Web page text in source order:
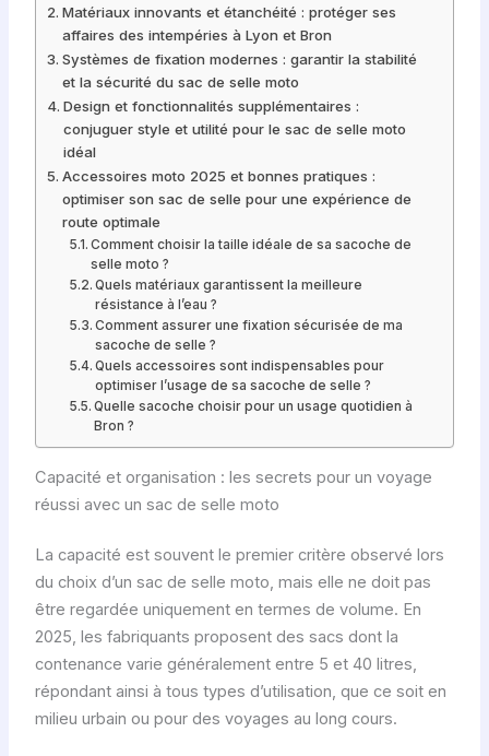
Matériaux innovants et étanchéité : protéger ses
affaires des intempéries à Lyon et Bron
Systèmes de fixation modernes : garantir la stabilité
et la sécurité du sac de selle moto
Design et fonctionnalités supplémentaires :
conjuguer style et utilité pour le sac de selle moto
idéal
Accessoires moto 2025 et bonnes pratiques :
optimiser son sac de selle pour une expérience de
route optimale
Comment choisir la taille idéale de sa sacoche de
selle moto ?
Quels matériaux garantissent la meilleure
résistance à l’eau ?
Comment assurer une fixation sécurisée de ma
sacoche de selle ?
Quels accessoires sont indispensables pour
optimiser l’usage de sa sacoche de selle ?
Quelle sacoche choisir pour un usage quotidien à
Bron ?
Capacité et organisation : les secrets pour un voyage
réussi avec un sac de selle moto
La capacité est souvent le premier critère observé lors
du choix d’un sac de selle moto, mais elle ne doit pas
être regardée uniquement en termes de volume. En
2025, les fabriquants proposent des sacs dont la
contenance varie généralement entre 5 et 40 litres,
répondant ainsi à tous types d’utilisation, que ce soit en
milieu urbain ou pour des voyages au long cours.